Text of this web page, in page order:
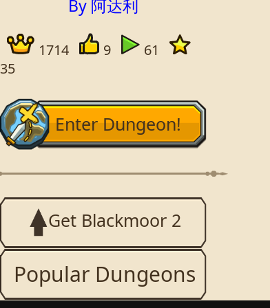
By 阿达利
1714 9
61
35
Enter Dungeon!
Get Blackmoor 2
Popular Dungeons